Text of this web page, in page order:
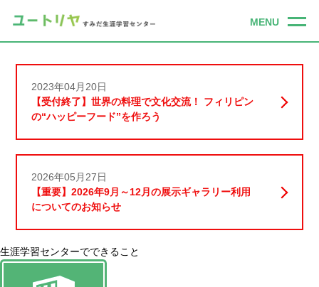
2023年04月20日
【受付終了】世界の料理で文化交流！ フィリピン
の“ハッピーフード”を作ろう
2026年05月27日
【重要】2026年9月～12月の展示ギャラリー利用
についてのお知らせ
生涯学習センターでできること